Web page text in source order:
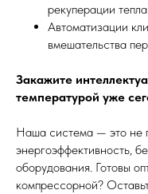
рекуперации
Автоматизации
вмешательства
Закажите
температурой уже
Наша система — это не
энергоэффективность,
оборудования. Готовы
компрессорной?